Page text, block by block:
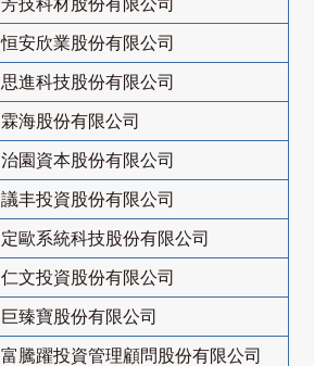
恒安欣業股份有限公司
思進科技股份有限公司
霖海股份有限公司
治園資本股份有限公司
議丰投資股份有限公司
定歐系統科技股份有限公司
仁文投資股份有限公司
巨臻寶股份有限公司
富騰躍投資管理顧問股份有限公司